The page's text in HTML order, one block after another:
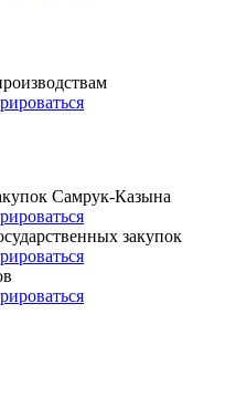
Самрук-Казына
закупок